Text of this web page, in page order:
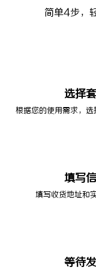
简单4步，
选择
根据您的使用需求，
填写
填写收货地址和
等待